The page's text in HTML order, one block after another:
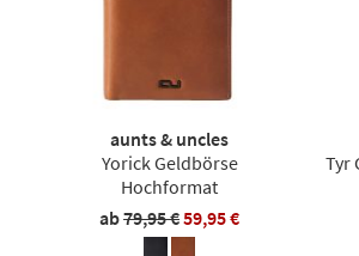
aunts & uncles
Yorick Geldbörse
Hochformat
ab79,95 €59,95 €
Tyr